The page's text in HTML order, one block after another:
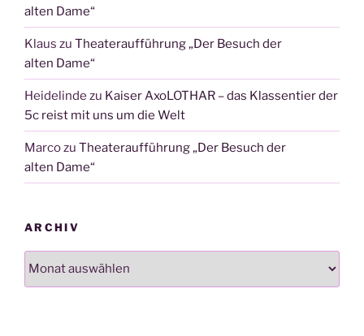
alten Dame“
Klaus zu Theateraufführung „Der Besuch der
alten Dame“
Heidelinde zu Kaiser AxoLOTHAR – das Klassentier der
5c reist mit uns um die Welt
Marcozu Theateraufführung „Der Besuch der
alten Dame“
ARCHIV
Archiv